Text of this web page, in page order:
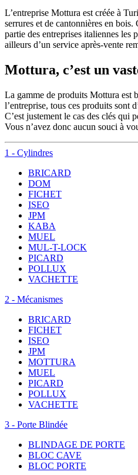
L’entreprise Mottura est créée à
serrures et de cantonnières en
partie des entreprises italiennes les
ailleurs d’un service après-vente
Mottura, c’est un
La gamme de produits Mottura est
l’entreprise, tous ces produits sont
C’est justement le cas des clés qui
Vous n’avez donc aucun souci à
1 - Cylindres
BRICARD
DOM
FICHET
ISEO
JPM
KABA
MUEL
MUL-T-LOCK
PICARD
POLLUX
VACHETTE
2 - Mécanismes
BRICARD
FICHET
ISEO
JPM
MOTTURA
MUEL
PICARD
POLLUX
VACHETTE
3 - Porte Blindée
BLINDAGE DE PORTE
BLOC CAVE
BLOC PORTE